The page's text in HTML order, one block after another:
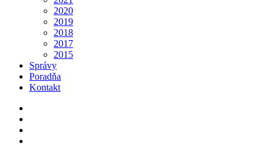
2020
2019
2018
2017
2015
Správy
Poradňa
Kontakt